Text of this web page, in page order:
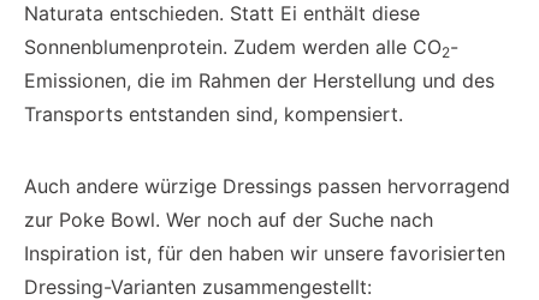
Naturata entschieden. Statt Ei enthält diese
Sonnenblumenprotein. Zudem werden alle CO2-
Emissionen, die im Rahmen der Herstellung und des
Transports entstanden sind, kompensiert.
Auch andere würzige Dressings passen hervorragend
zur Poke Bowl. Wer noch auf der Suche nach
Inspiration ist, für den haben wir unsere favorisierten
Dressing-Varianten zusammengestellt: